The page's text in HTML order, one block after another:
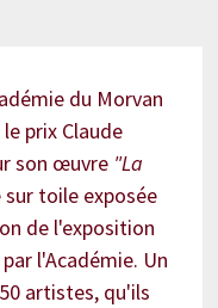
du Morvan
prix Claude
son œuvre "La
toile exposée
de l'exposition
l'Académie. Un
artistes, qu'ils